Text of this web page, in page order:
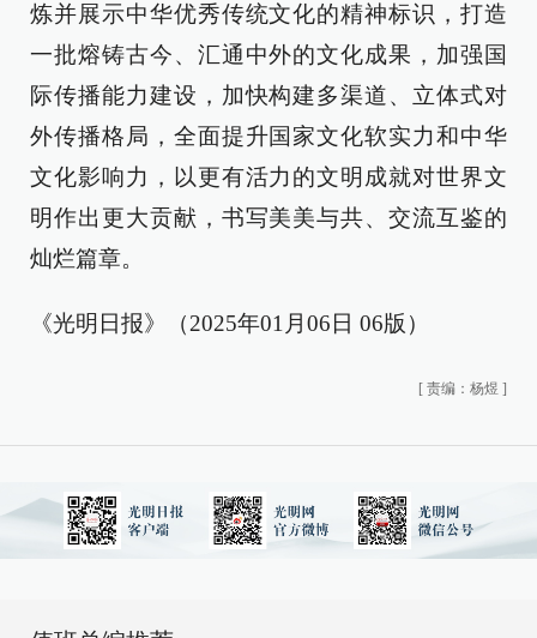
炼并展示中华优秀传统文化的精神标识，打造
一批熔铸古今、汇通中外的文化成果，加强国
际传播能力建设，加快构建多渠道、立体式对
外传播格局，全面提升国家文化软实力和中华
文化影响力，以更有活力的文明成就对世界文
明作出更大贡献，书写美美与共、交流互鉴的
灿烂篇章。
《光明日报》（2025年01月06日 06版）
[ 责编：杨煜 ]